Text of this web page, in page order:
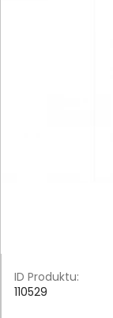
ID Produktu:
110529